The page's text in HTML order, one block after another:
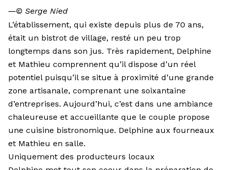
―© Serge Nied
L’établissement, qui existe depuis plus de 70 ans,
était un bistrot de village, resté un peu trop
longtemps dans son jus. Très rapidement, Delphine
et Mathieu comprennent qu’il dispose d’un réel
potentiel puisqu’il se situe à proximité d’une grande
zone artisanale, comprenant une soixantaine
d’entreprises. Aujourd’hui, c’est dans une ambiance
chaleureuse et accueillante que le couple propose
une cuisine bistronomique. Delphine aux fourneaux
et Mathieu en salle.
Uniquement des producteurs locaux